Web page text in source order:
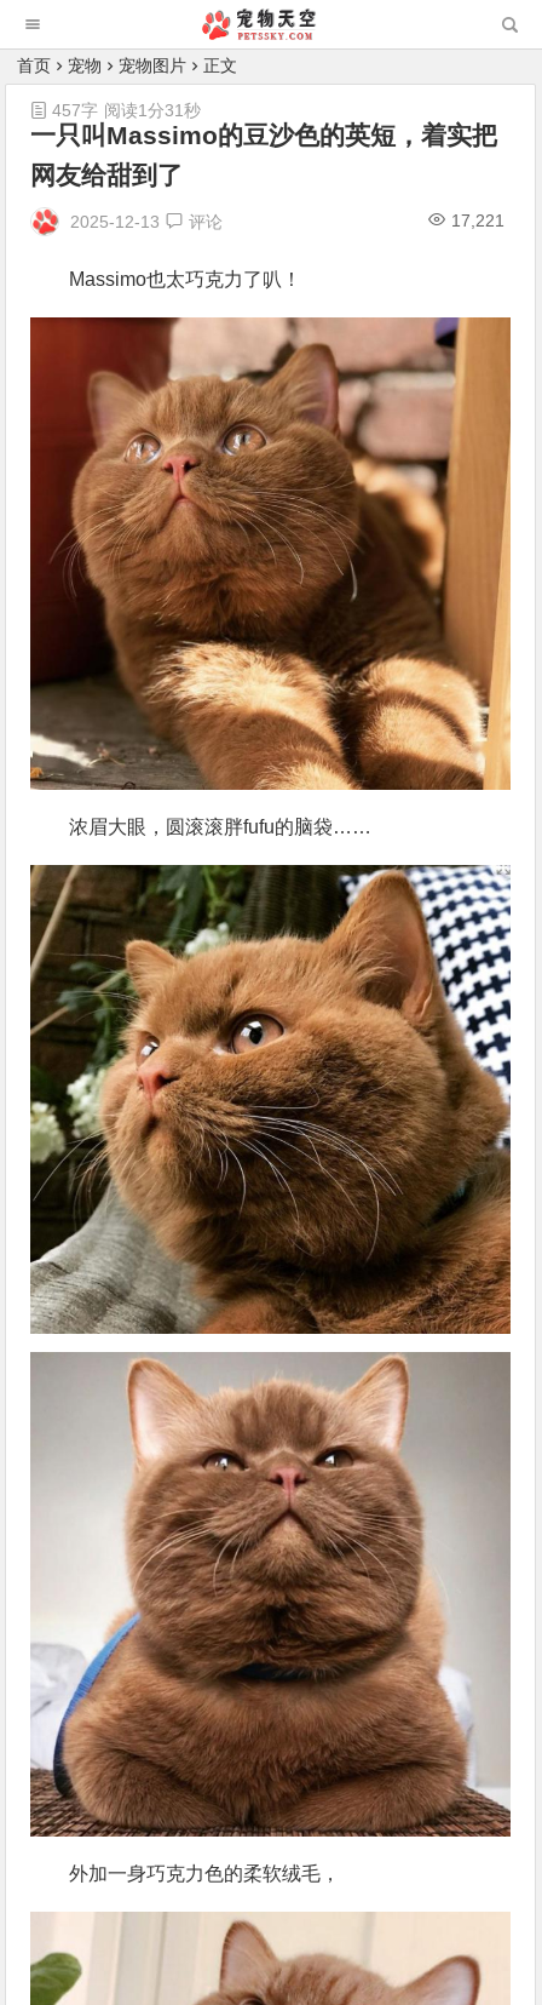
首页 宠物 宠物图片 正文
一只叫Massimo的豆沙色的英短，着实把
网友给甜到了
2025-12-13 评论 17,221
457字 阅读1分31秒
Massimo也太巧克力了叭！
浓眉大眼，圆滚滚胖fufu的脑袋……
外加一身巧克力色的柔软绒毛，